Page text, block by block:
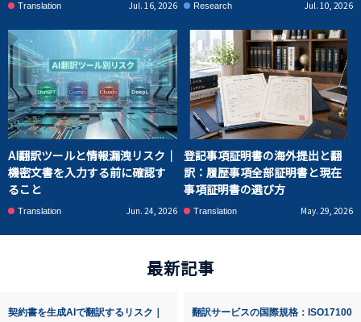
Translation Jul. 16, 2026 Research Jul. 10, 2026
AI翻訳ツールと情報漏洩リスク｜
機密文書を入力する前に確認す
ること
Translation Jun. 24, 2026
登記事項証明書の海外提出と翻
訳：履歴事項全部証明書と現在
事項証明書の選び方
Translation May. 29, 2026
最新記事
契約書を生成AIで翻訳するリスク｜
翻訳サービスの国際規格：ISO17100